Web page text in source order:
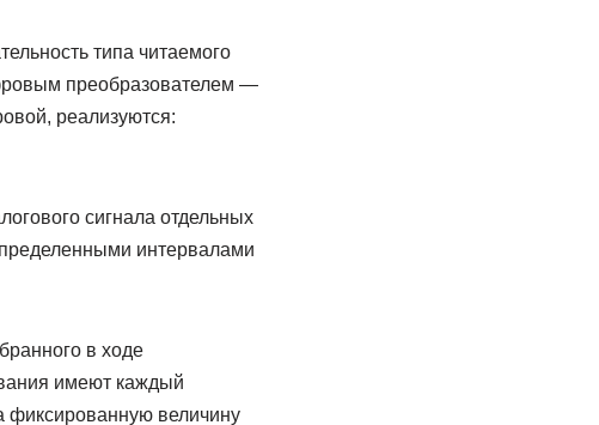
типа читаемого
преобразователем —
реализуются:
сигнала отдельных
интервалами
в ходе
имеют каждый
фиксированную величину